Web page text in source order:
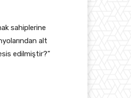
sahiplerine
alt
edilmiştir?”